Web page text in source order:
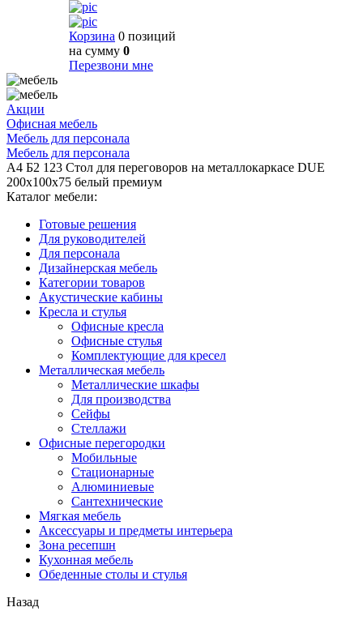
Корзина 0 позиций
на сумму 0
Перезвони мне
Акции
Офисная мебель
Мебель для персонала
Мебель для персонала
А4 Б2 123 Стол для переговоров на металлокаркасе DUE
200x100x75 белый премиум
Каталог мебели:
Готовые решения
Для руководителей
Для персонала
Дизайнерская мебель
Категории товаров
Акустические кабины
Кресла и стулья
Офисные кресла
Офисные стулья
Комплектующие для кресел
Металлическая мебель
Металлические шкафы
Для производства
Сейфы
Стеллажи
Офисные перегородки
Мобильные
Стационарные
Алюминиевые
Сантехнические
Мягкая мебель
Аксессуары и предметы интерьера
Зона ресепшн
Кухонная мебель
Обеденные столы и стулья
Назад